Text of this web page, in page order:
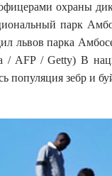
охраны
парк
львов парка
/ AFP / Getty) В
популяция зебр и